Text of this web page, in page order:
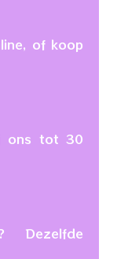
of koop
ons tot 30
Dezelfde